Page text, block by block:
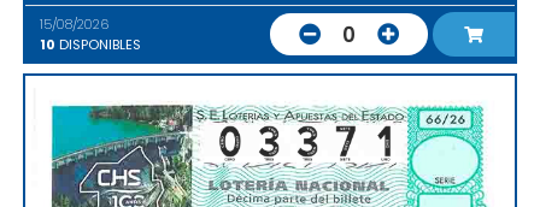
15/08/2026
10 DISPONIBLES 0